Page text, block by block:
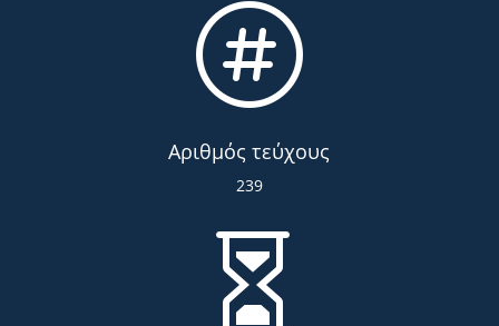

Αριθμός τεύχους
239
